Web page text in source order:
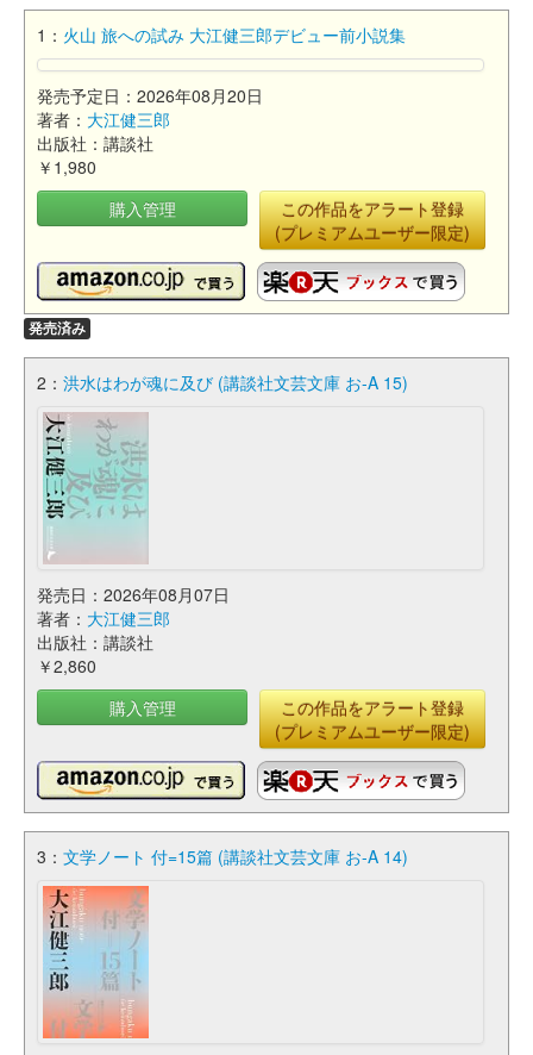
1： 火山 旅への試み 大江健三郎デビュー前小説集
発売予定日：2026年08月20日
著者： 大江健三郎
出版社：講談社
￥1,980
購入管理
この作品をアラート登録
(プレミアムユーザー限定)
発売済み
2： 洪水はわが魂に及び (講談社文芸文庫 お-A 15)
発売日：2026年08月07日
著者： 大江健三郎
出版社：講談社
￥2,860
購入管理
この作品をアラート登録
(プレミアムユーザー限定)
3： 文学ノート 付=15篇 (講談社文芸文庫 お-A 14)